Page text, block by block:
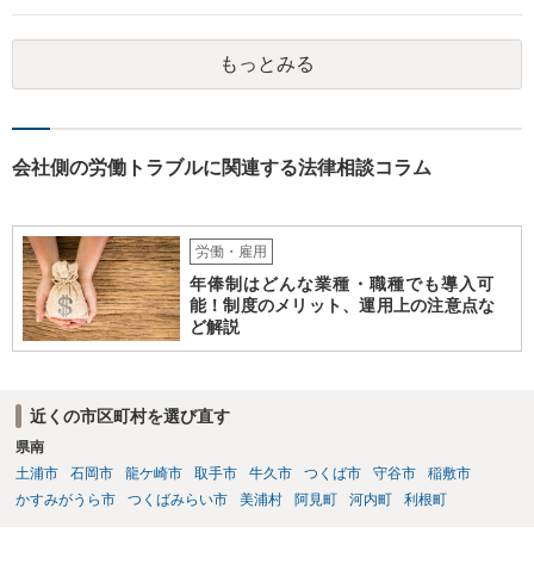
書類郵送代（通信費等）の負担が考えられます。 弁護士に委任する場
合には、上記に加えて弁護士費用が必要となるのは、原告被告共通で
もっとみる
会社側の労働トラブルに関連する法律相談コラム
労働・雇用
年俸制はどんな業種・職種でも導入可
能！制度のメリット、運用上の注意点な
ど解説
近くの市区町村を選び直す
県南
土浦市
石岡市 龍ケ崎市 取手市 牛久市 つくば市 守谷市
稲敷市
かすみがうら市
つくばみらい市 美浦村 阿見町 河内町 利根町